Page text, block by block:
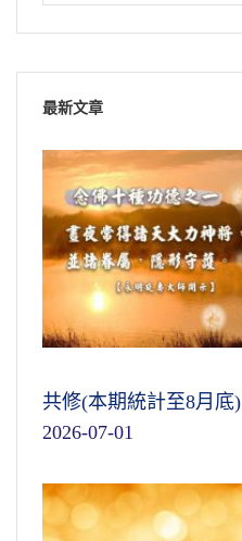
最新文章
共修(本期統計至8月底)
2026-07-01